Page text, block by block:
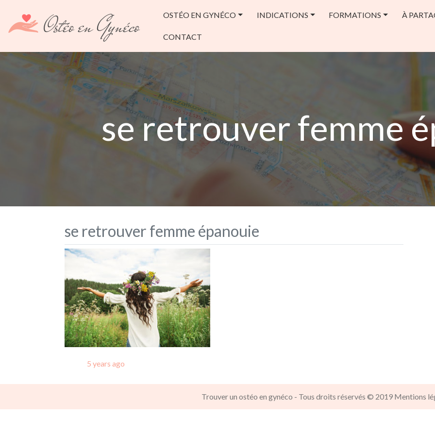
OSTÉO EN GYNÉCO INDICATIONS FORMATIONS À
CONTACT
se retrouver femme
se retrouver femme épanouie
Posted
5 years ago
Trouver un ostéo en gynéco - Tous droits réservés © 2019 Mentions